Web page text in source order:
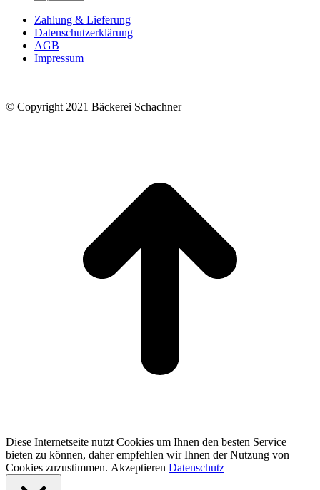
Zahlung & Lieferung
Datenschutzerklärung
AGB
Impressum
© Copyright 2021 Bäckerei Schachner
Diese Internetseite nutzt Cookies um Ihnen den besten Service
bieten zu können, daher empfehlen wir Ihnen der Nutzung von
Cookies zuzustimmen. Akzeptieren Datenschutz